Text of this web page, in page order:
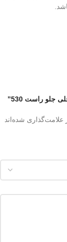
راست 530”
علامت‌گذاری شده‌اند